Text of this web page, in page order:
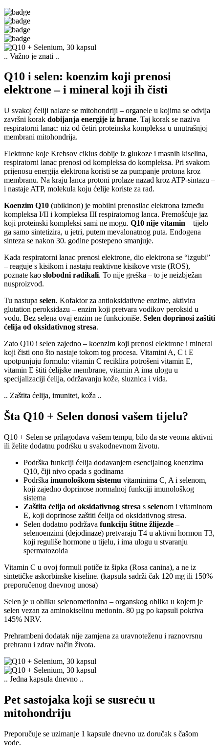
.. Važno je znati ..
Q10 i selen: koenzim koji prenosi
elektrone – i mineral koji ih čisti
U svakoj ćeliji nalaze se mitohondriji – organele u kojima se odvija
završni korak dobijanja energije iz hrane. Taj korak se naziva
respiratorni lanac: niz od četiri proteinska kompleksa u unutrašnjoj
membrani mitohondrija.
Elektrone koje Krebsov ciklus dobije iz glukoze i masnih kiselina,
respiratorni lanac prenosi od kompleksa do kompleksa. Pri svakom
prijenosu energija elektrona koristi se za pumpanje protona kroz
membranu. Na kraju lanca protoni prolaze nazad kroz ATP-sintazu –
i nastaje ATP, molekula koju ćelije koriste za rad.
Koenzim Q10 (ubikinon) je mobilni prenosilac elektrona između
kompleksa I/II i kompleksa III respiratornog lanca. Premošćuje jaz
koji proteinski kompleksi sami ne mogu. Q10 nije vitamin – tijelo
ga samo sintetizira, u jetri, putem mevalonatnog puta. Endogena
sinteza se nakon 30. godine postepeno smanjuje.
Kada respiratorni lanac prenosi elektrone, dio elektrona se “izgubi”
– reaguje s kisikom i nastaju reaktivne kisikove vrste (ROS),
poznate kao slobodni radikali. To nije greška – to je neizbježan
nusproizvod.
Tu nastupa selen. Kofaktor za antioksidativne enzime, aktivira
glutation peroksidazu – enzim koji pretvara vodikov peroksid u
vodu. Bez selena ovaj enzim ne funkcioniše. Selen doprinosi zaštiti
ćelija od oksidativnog stresa.
Zato Q10 i selen zajedno – koenzim koji prenosi elektrone i mineral
koji čisti ono što nastaje tokom tog procesa. Vitamini A, C i E
upotpunjuju formulu: vitamin C reciklira potrošeni vitamin E,
vitamin E štiti ćelijske membrane, vitamin A ima ulogu u
specijalizaciji ćelija, održavanju kože, sluznica i vida.
.. Zaštita ćelija, imunitet, koža ..
Šta Q10 + Selen donosi vašem tijelu?
Q10 + Selen se prilagođava vašem tempu, bilo da ste veoma aktivni
ili želite dodatnu podršku u svakodnevnom životu.
Podrška funkciji ćelija dodavanjem esencijalnog koenzima
Q10, čiji nivo opada s godinama
Podrška imunološkom sistemu vitaminima C, A i selenom,
koji zajedno doprinose normalnoj funkciji imunološkog
sistema
Zaštita ćelija od oksidativnog stresa s selenom i vitaminom
E, koji doprinose zaštiti ćelija od oksidativnog stresa.
Selen dodatno podržava funkciju štitne žlijezde –
selenoenzimi (dejodinaze) pretvaraju T4 u aktivni hormon T3,
koji reguliše hormone u tijelu, i ima ulogu u stvaranju
spermatozoida
Vitamin C u ovoj formuli potiče iz šipka (Rosa canina), a ne iz
sintetičke askorbinske kiseline. (kapsula sadrži čak 120 mg ili 150%
preporučenog dnevnog unosa)
Selen je u obliku selenometionina – organskog oblika u kojem je
selen vezan za aminokiselinu metionin. 80 µg po kapsuli pokriva
145% NRV.
Prehrambeni dodatak nije zamjena za uravnoteženu i raznovrsnu
prehranu i zdrav način života.
.. Jedna kapsula dnevno ..
Pet sastojaka koji se susreću u
mitohondriju
Preporučuje se uzimanje 1 kapsule dnevno uz doručak s čašom
vode.